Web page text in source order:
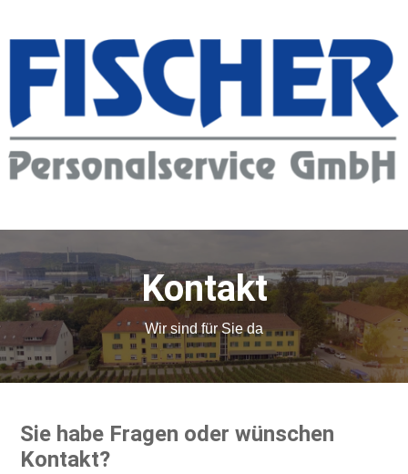
Kontakt
Wir sind für Sie da
Sie habe Fragen oder wünschen
Kontakt?